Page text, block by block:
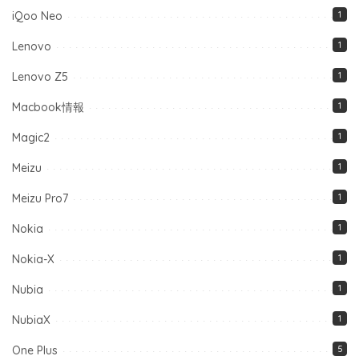
iQoo Neo 1
Lenovo 1
Lenovo Z5 1
Macbook情報 1
Magic2 1
Meizu 1
Meizu Pro7 1
Nokia 1
Nokia-X 1
Nubia 1
NubiaX 1
One Plus 5